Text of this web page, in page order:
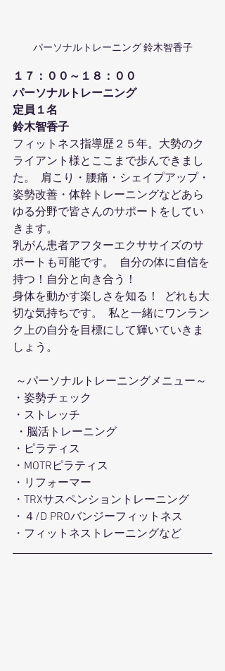
パーソナルトレーニング 鈴木智香子
１７：００～１８：００
パーソナルトレーニング
定員１名
鈴木智香子
フィットネス指導歴２５年。大勢のク
ライアント様とここまで歩んできまし
た。  肩こり・腰痛・シェイプアップ・
姿勢改善・体幹トレーニングなどあら
ゆる分野で皆さんのサポートをしてい
きます。
乳がん患者アフターエクササイズのサ
ポートも可能です。  自分の体に自信を
持つ！自分と向き合う！
身体を動かす楽しさを知る！  どれも大
切な気持ちです。  私と一緒にワンラン
ク上の自分を目標にして輝いていきま
しょう。
～パーソナルトレーニングメニュー～
・姿勢チェック
・ストレッチ
・脳活トレーニング
・ピラティス
・MOTRピラティス
・リフォーマー
・TRXサスペンショントレーニング
・４/D PROバンジーフィットネス
・フィットネストレーニングなど